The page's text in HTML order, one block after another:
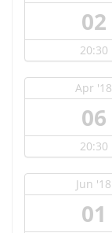
02
20:30
Apr '18
06
20:30
Jun '18
01